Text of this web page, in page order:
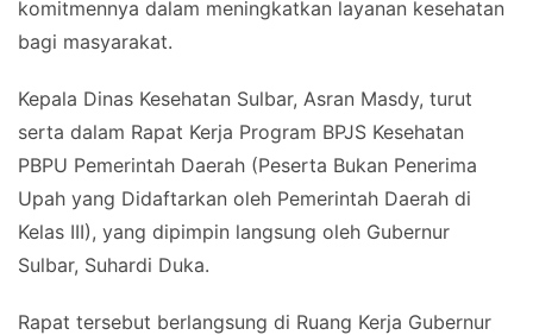
komitmennya dalam meningkatkan layanan kesehatan
bagi masyarakat.
Kepala Dinas Kesehatan Sulbar, Asran Masdy, turut
serta dalam Rapat Kerja Program BPJS Kesehatan
PBPU Pemerintah Daerah (Peserta Bukan Penerima
Upah yang Didaftarkan oleh Pemerintah Daerah di
Kelas III), yang dipimpin langsung oleh Gubernur
Sulbar, Suhardi Duka.
Rapat tersebut berlangsung di Ruang Kerja Gubernur